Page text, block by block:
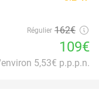
Régulier 162€
109€
5,53€ p.p.p.n.